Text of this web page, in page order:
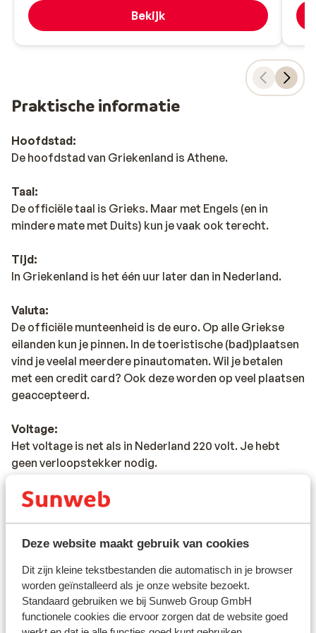
Deze website maakt gebruik van cookies
Dit zijn kleine tekstbestanden die automatisch in je browser
worden geïnstalleerd als je onze website bezoekt.
Standaard gebruiken we bij Sunweb Group GmbH
functionele cookies die ervoor zorgen dat de website goed
Bekijk
Praktische informatie
Hoofdstad:
De hoofdstad van Griekenland is Athene.
Taal:
De officiële taal is Grieks. Maar met Engels (en in
mindere mate met Duits) kun je vaak ook terecht.
Tijd:
In Griekenland is het één uur later dan in Nederland.
Valuta:
De officiële munteenheid is de euro. Op alle Griekse
eilanden kun je pinnen. In de toeristische (bad)plaatsen
vind je veelal meerdere pinautomaten. Wil je betalen
met een credit card? Ook deze worden op veel plaatsen
geaccepteerd.
Voltage:
Het voltage is net als in Nederland 220 volt. Je hebt
geen verloopstekker nodig.
Reisdocumenten:
Heb je niet de Nederlandse nationaliteit, dan is het
belangrijk om na te vragen of er andere regels van
toepassing zijn. Dit vraag je na bij de ambassade van
het land waar je heen wilt en de landen waar je doorheen
reist.